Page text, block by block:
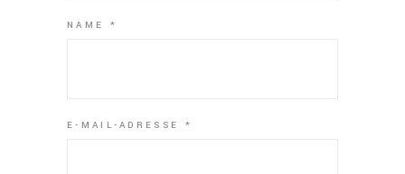
NAME *
E-MAIL-ADRESSE *